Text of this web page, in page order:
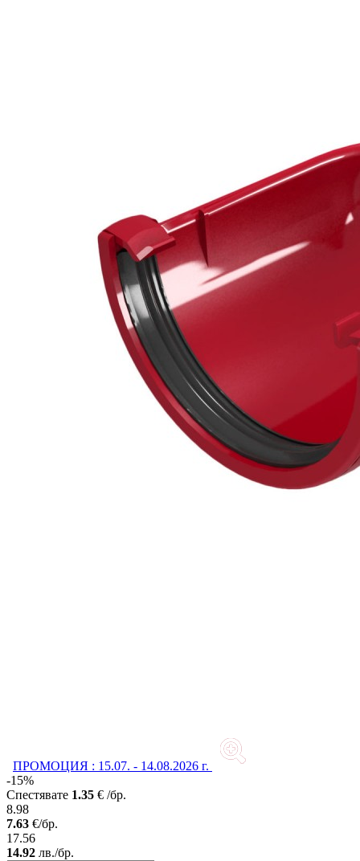
ПРОМОЦИЯ : 15.07. - 14.08.2026 г.
-15%
Спестявате 1.35 € /бр.
8.98
7.63 €/бр.
17.56
14.92 лв./бр.